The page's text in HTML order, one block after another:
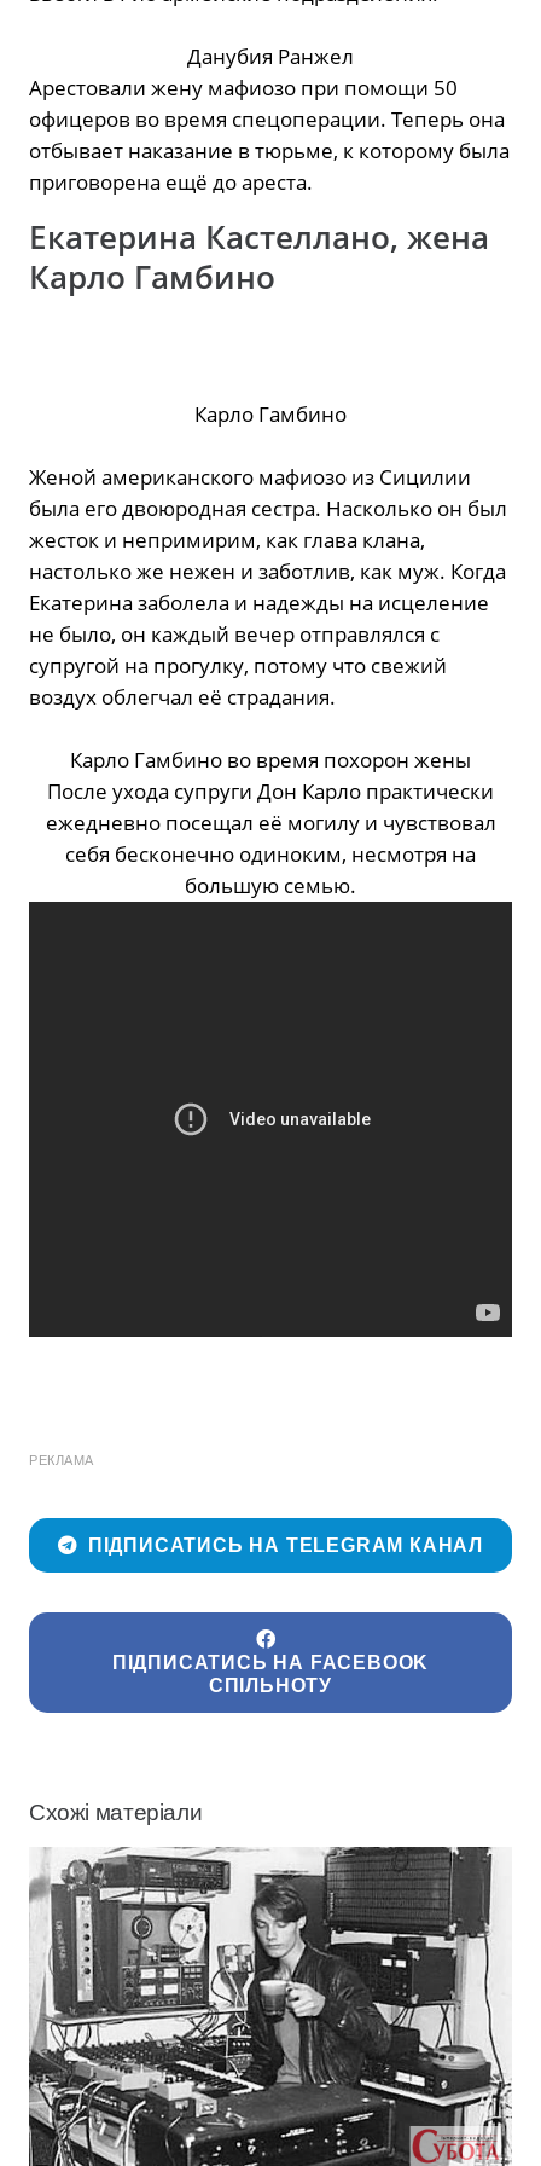
Данубия Ранжел
Арестовали жену мафиозо при помощи 50
офицеров во время спецоперации. Теперь она
отбывает наказание в тюрьме, к которому была
приговорена ещё до ареста.
Екатерина Кастеллано, жена
Карло Гамбино
Карло Гамбино
Женой американского мафиозо из Сицилии
была его двоюродная сестра. Насколько он был
жесток и непримирим, как глава клана,
настолько же нежен и заботлив, как муж. Когда
Екатерина заболела и надежды на исцеление
не было, он каждый вечер отправлялся с
супругой на прогулку, потому что свежий
воздух облегчал её страдания.
Карло Гамбино во время похорон жены
После ухода супруги Дон Карло практически
ежедневно посещал её могилу и чувствовал
себя бесконечно одиноким, несмотря на
большую семью.
РЕКЛАМА
ПІДПИСАТИСЬ НА TELEGRAM КАНАЛ
ПІДПИСАТИСЬ НА FACEBOOK
СПІЛЬНОТУ
Схожі матеріали